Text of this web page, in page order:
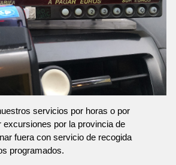
servicios por horas o por
excursiones por la provincia de
fuera con servicio de recogida
programados.